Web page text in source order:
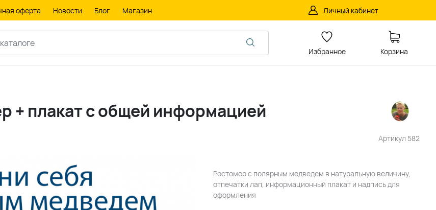
оферта Новости Блог Магазин Личный кабинет
Избранное Корзина
Артикул 582
+ плакат с общей информацией
Ростомер с полярным медведем в натуральную величину,
отпечатки лап, информационный плакат и надпись для
оформления